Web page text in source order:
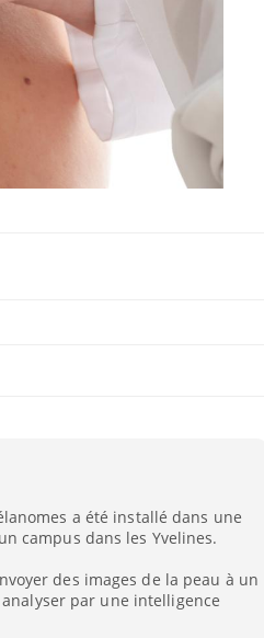
a été installé dans une
campus dans les Yvelines.
des images de la peau à un
par une intelligence